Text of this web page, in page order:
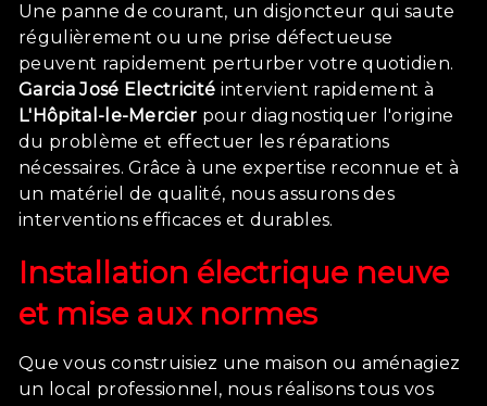
Une panne de courant, un disjoncteur qui saute
régulièrement ou une prise défectueuse
peuvent rapidement perturber votre quotidien.
Garcia José Electricité intervient rapidement à
L'Hôpital-le-Mercier pour diagnostiquer l'origine
du problème et effectuer les réparations
nécessaires. Grâce à une expertise reconnue et à
un matériel de qualité, nous assurons des
interventions efficaces et durables.
Installation électrique neuve
et mise aux normes
Que vous construisiez une maison ou aménagiez
un local professionnel, nous réalisons tous vos